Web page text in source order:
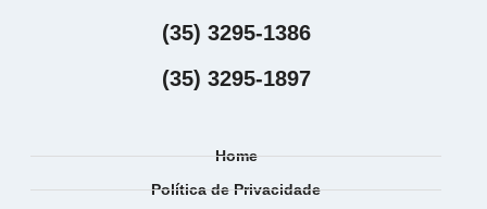
(35) 3295-1386
(35) 3295-1897
Home
Política de Privacidade